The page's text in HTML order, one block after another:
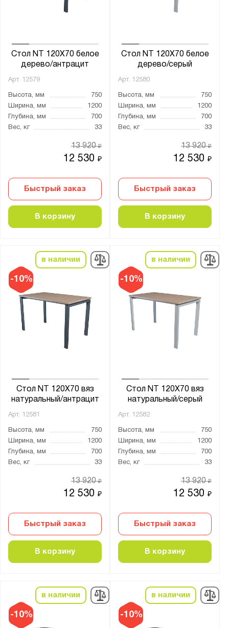
Стол NT 120X70 белое
дерево/антрацит
Арт. 12579
Высота, мм
750
Ширина, мм
1200
Глубина, мм
700
Вес, кг
33
12 530₽
13 920₽
Быстрый заказ
В корзину
Стол NT 120X70 белое
дерево/серый
Арт. 12580
Высота, мм
750
Ширина, мм
1200
Глубина, мм
700
Вес, кг
33
12 530₽
13 920₽
Быстрый заказ
В корзину
-10%
в наличии
Стол NT 120X70 вяз
натуральный/антрацит
Арт. 12581
Высота, мм
750
Ширина, мм
1200
Глубина, мм
700
Вес, кг
33
12 530₽
13 920₽
Быстрый заказ
В корзину
-10%
в наличии
Стол NT 120X70 вяз
натуральный/серый
Арт. 12582
Высота, мм
750
Ширина, мм
1200
Глубина, мм
700
Вес, кг
33
12 530₽
13 920₽
Быстрый заказ
В корзину
-10%
в наличии
-10%
в наличии
от до
Тип покрытия поверхности:
порошковое
Толщина:
до
ЛДСП
Цвет:
Страна производства:
Производитель:
Диком
Промет
NTO
Показать Сбросить